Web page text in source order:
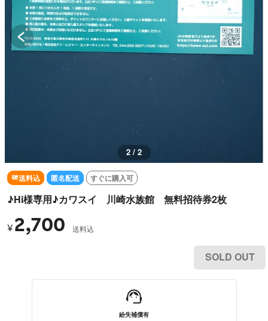
2 / 2
送料込 匿名配送 すぐに購入可
♪Hi様専用♪カワスイ 川崎水族館 無料招待券2枚
¥ 2,700 送料込
SOLD OUT
紛失補償有